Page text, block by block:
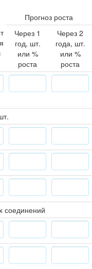
Прогноз роста
Через 1
год, шт.
или %
роста
Через 2
года, шт.
или %
роста
соединений